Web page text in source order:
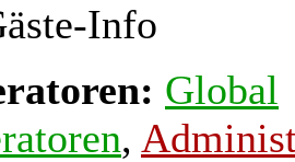
Info
Global
,